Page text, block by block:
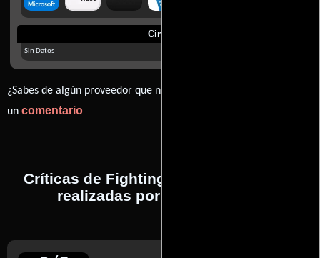
Cines
Sin Datos
¿Sabes de algún proveedor que no estamos mostrando? déjanos
un comentario
Críticas de Fighting: Puños de asfalto
realizadas por profesionales